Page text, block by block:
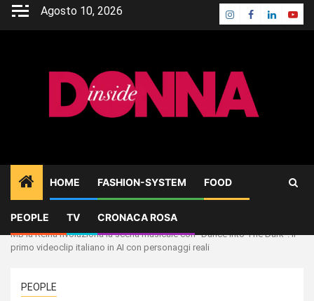
Skip
Agosto 10, 2026 Instagram
Facebook
Linkedin
HOME FASHION-SYSTEM FOOD
PEOPLE TV CRONACA ROSA
Home
PEOPLE
MB la Reina rivoluziona la scena musicale con “Dance Into The Dark”: il
primo videoclip italiano in AI con personaggi reali
PEOPLE